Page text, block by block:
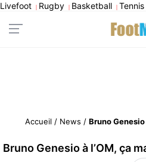
Livefoot | Rugby | Basketball | Tennis
Accueil / News / Bruno Genesio
Bruno Genesio à l’OM, ça